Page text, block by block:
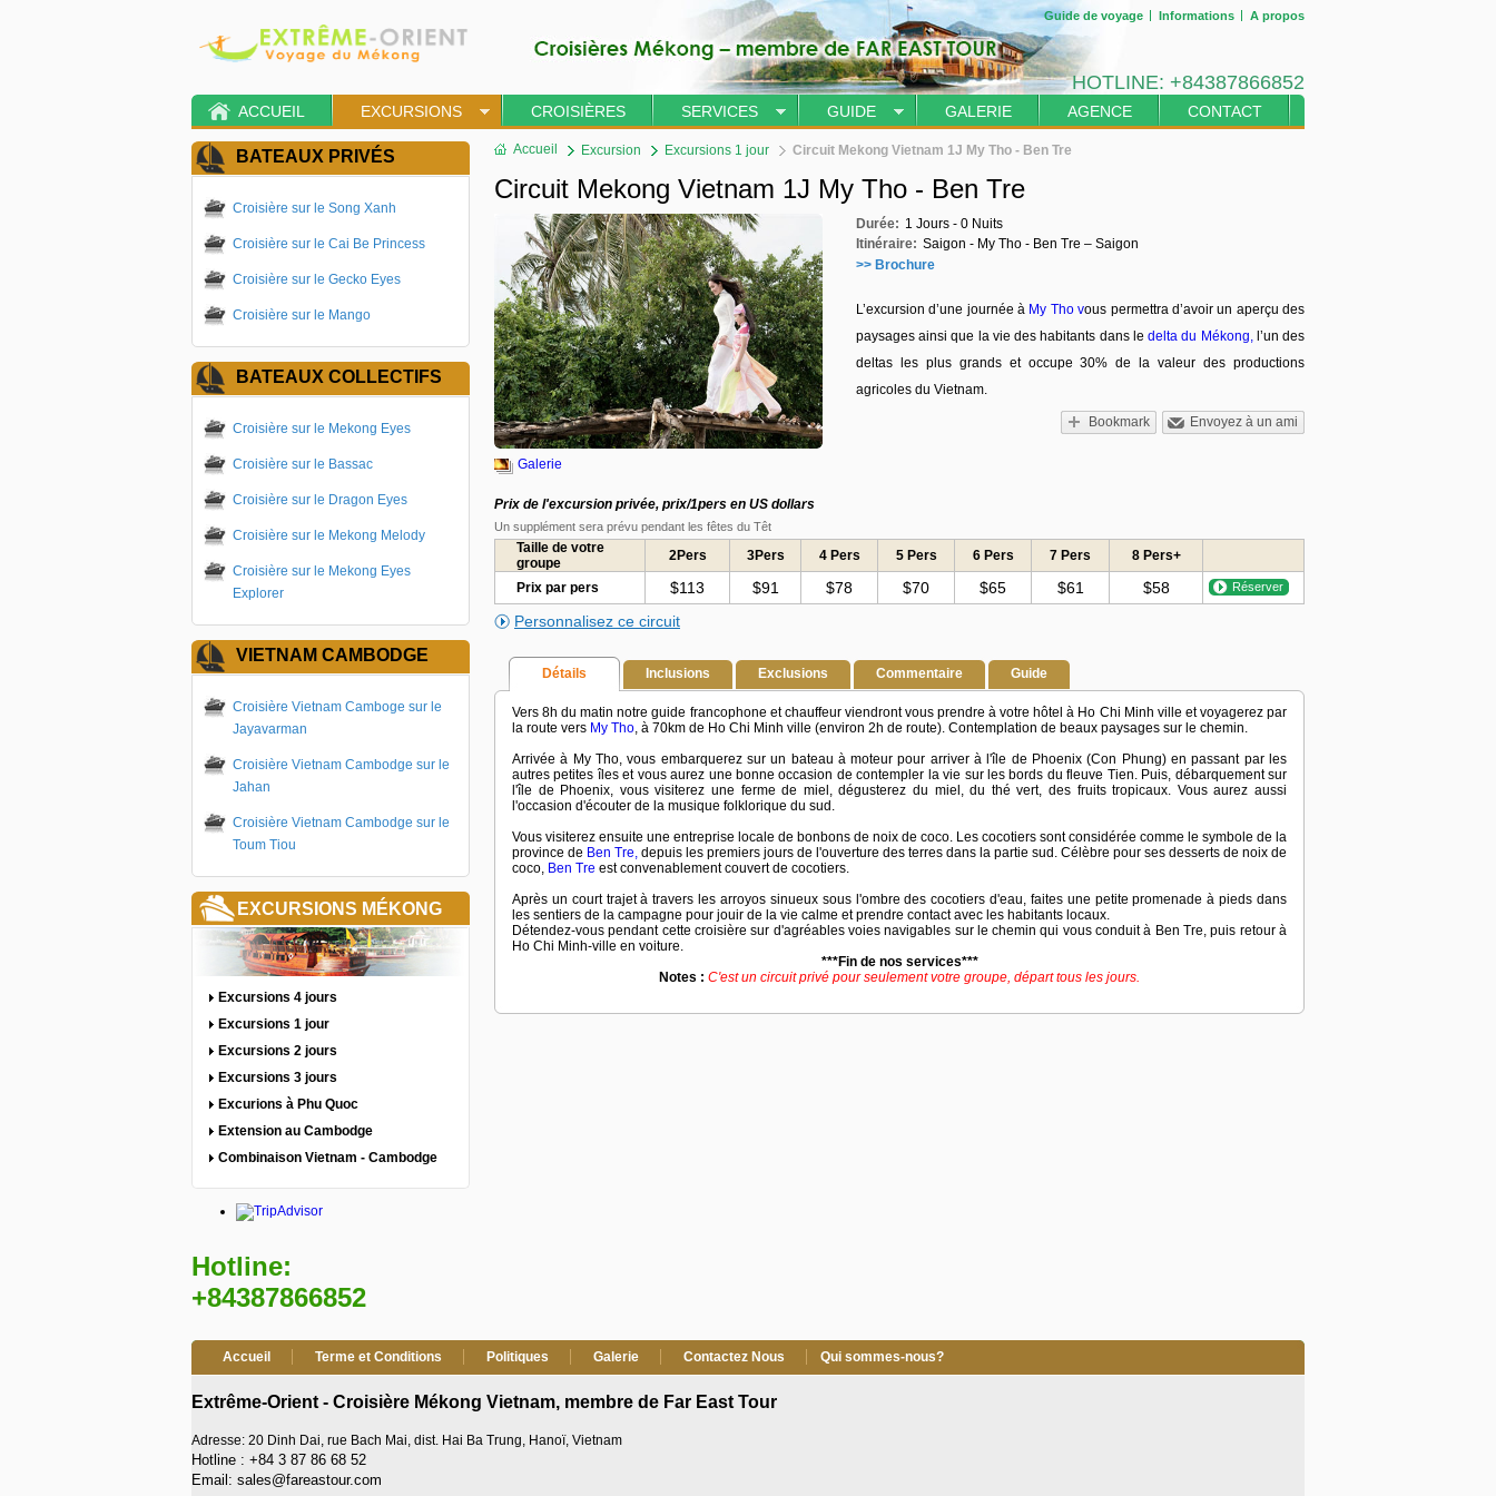
Guide de voyage Informations A propos
HOTLINE: +84387866852
ACCUEIL EXCURSIONS CROISIÈRES SERVICES GUIDE GALERIE AGENCE CONTACT
BATEAUX PRIVÉS
Croisière sur le Song Xanh
Croisière sur le Cai Be Princess
Croisière sur le Gecko Eyes
Croisière sur le Mango
BATEAUX COLLECTIFS
Croisière sur le Mekong Eyes
Croisière sur le Bassac
Croisière sur le Dragon Eyes
Croisière sur le Mekong Melody
Croisière sur le Mekong Eyes
Explorer
VIETNAM CAMBODGE
Croisière Vietnam Camboge sur le
Jayavarman
Croisière Vietnam Cambodge sur le
Jahan
Croisière Vietnam Cambodge sur le
Toum Tiou
EXCURSIONS MÉKONG
Excursions 4 jours
Excursions 1 jour
Excursions 2 jours
Excursions 3 jours
Excurions à Phu Quoc
Extension au Cambodge
Combinaison Vietnam - Cambodge
Hotline:
+84387866852
Accueil Excursion Excursions 1 jour Circuit Mekong Vietnam 1J My Tho - Ben Tre
Circuit Mekong Vietnam 1J My Tho - Ben Tre
Galerie
Durée: 1 Jours - 0 Nuits
Itinéraire: Saigon - My Tho - Ben Tre – Saigon
>> Brochure
L’excursion d’une journée à My Tho vous permettra d’avoir un aperçu des
paysages ainsi que la vie des habitants dans ledelta du Mékong,l’un des
deltas les plus grands et occupe 30% de la valeur des productions
agricoles du Vietnam.
Envoyez à un ami
Bookmark
Prix de l'excursion privée, prix/1pers en US dollars
Un supplément sera prévu pendant les fêtes du Têt
Taille de votre
groupe
2Pers 3Pers 4 Pers 5 Pers 6 Pers 7 Pers 8 Pers+
Prix par pers $113 $91 $78 $70 $65 $61 $58 Réserver
Personnalisez ce circuit
Détails Inclusions Exclusions Commentaire Guide
Vers 8h du matin notre guide francophone et chauffeur viendront vous prendre à votre hôtel à Ho Chi Minh ville et voyagerez par
la route vers My Tho, à 70km de Ho Chi Minh ville (environ 2h de route). Contemplation de beaux paysages sur le chemin.
Arrivée à My Tho, vous embarquerez sur un bateau à moteur pour arriver à l'île de Phoenix (Con Phung) en passant par les
autres petites îles et vous aurez une bonne occasion de contempler la vie sur les bords du fleuve Tien. Puis, débarquement sur
l'île de Phoenix, vous visiterez une ferme de miel, dégusterez du miel, du thé vert, des fruits tropicaux. Vous aurez aussi
l'occasion d'écouter de la musique folklorique du sud.
Vous visiterez ensuite une entreprise locale de bonbons de noix de coco. Les cocotiers sont considérée comme le symbole de la
province de Ben Tre, depuis les premiers jours de l'ouverture des terres dans la partie sud. Célèbre pour ses desserts de noix de
coco, Ben Tre est convenablement couvert de cocotiers.
Après un court trajet à travers les arroyos sinueux sous l'ombre des cocotiers d'eau, faites une petite promenade à pieds dans
les sentiers de la campagne pour jouir de la vie calme et prendre contact avec les habitants locaux.
Détendez-vous pendant cette croisière sur d'agréables voies navigables sur le chemin qui vous conduit à Ben Tre, puis retour à
Ho Chi Minh-ville en voiture.
***Fin de nos services***
Notes : C'est un circuit privé pour seulement votre groupe, départ tous les jours.
Accueil Terme et Conditions Politiques Galerie Contactez Nous Qui sommes-nous?
Extrême-Orient - Croisière Mékong Vietnam, membre de Far East Tour
Adresse: 20 Dinh Dai, rue Bach Mai, dist. Hai Ba Trung, Hanoï, Vietnam
Hotline : +84 3 87 86 68 52
Email: sales@fareastour.com